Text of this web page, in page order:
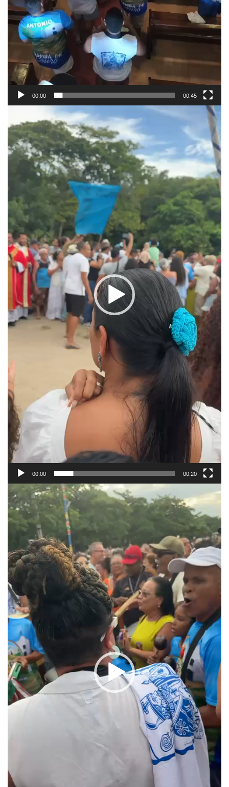
00:00 00:45
de
vídeo
00:00 00:20
Reprodutor
de
vídeo